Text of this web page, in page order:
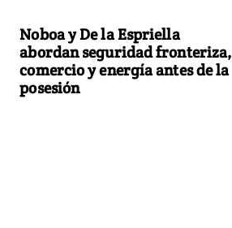
Noboa y De la Espriella
abordan seguridad fronteriza,
comercio y energía antes de la
posesión